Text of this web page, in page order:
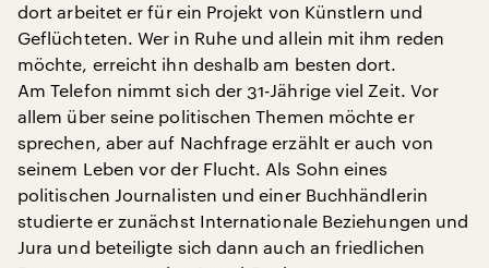
dort arbeitet er für ein Projekt von Künstlern und
Geflüchteten. Wer in Ruhe und allein mit ihm reden
möchte, erreicht ihn deshalb am besten dort.
Am Telefon nimmt sich der 31-Jährige viel Zeit. Vor
allem über seine politischen Themen möchte er
sprechen, aber auf Nachfrage erzählt er auch von
seinem Leben vor der Flucht. Als Sohn eines
politischen Journalisten und einer Buchhändlerin
studierte er zunächst Internationale Beziehungen und
Jura und beteiligte sich dann auch an friedlichen